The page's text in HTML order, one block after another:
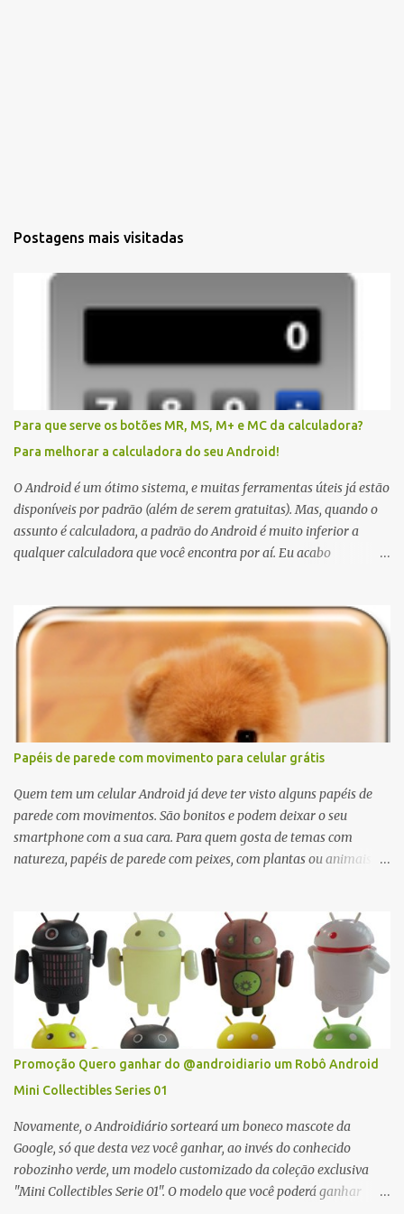
Postagens mais visitadas
Para que serve os botões MR, MS, M+ e MC da calculadora?
Para melhorar a calculadora do seu Android!
O Android é um ótimo sistema, e muitas ferramentas úteis já estão
disponíveis por padrão (além de serem gratuitas). Mas, quando o
assunto é calculadora, a padrão do Android é muito inferior a
qualquer calculadora que você encontra por aí. Eu acabo
enter), ou até mesmo fazer cálculos no Google (para isto, basta
escrever a equação no campo busca). Mas quando não tem jeito,
quando estou na rua e a única calculadora disponível é o meu
celular, fico um pouco descontente com os poucos recursos
disponíveis. Ainda bem que encontrei a Shake Calc; uma ótima
calculadora, com opções de básica e científica, e é grátis.
Papéis de parede com movimento para celular grátis
Quem tem um celular Android já deve ter visto alguns papéis de
parede com movimentos. São bonitos e podem deixar o seu
smartphone com a sua cara. Para quem gosta de temas com
natureza, papéis de parede com peixes, com plantas ou animais
wallpaper animado que tem o seu jeito. E o melhor, é que todos os
wall papers listados aqui são totalmente grátis!
Promoção Quero ganhar do @androidiario um Robô Android
Mini Collectibles Series 01
Novamente, o Androidiário sorteará um boneco mascote da
Google, só que desta vez você ganhar, ao invés do conhecido
robozinho verde, um modelo customizado da coleção exclusiva
"Mini Collectibles Serie 01". O modelo que você poderá ganhar